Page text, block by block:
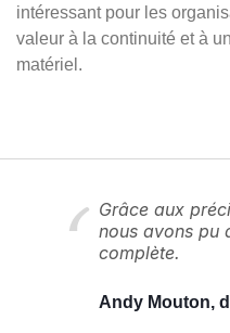
intéressant pour les
valeur à la continuité et à
matériel.
Grâce aux
nous avons pu
complète.
Andy Mouton,